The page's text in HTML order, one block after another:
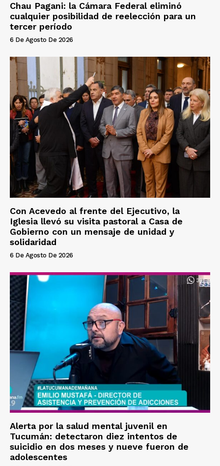
Chau Pagani: la Cámara Federal eliminó
cualquier posibilidad de reelección para un
tercer período
6 De Agosto De 2026
Con Acevedo al frente del Ejecutivo, la
Iglesia llevó su visita pastoral a Casa de
Gobierno con un mensaje de unidad y
solidaridad
6 De Agosto De 2026
Alerta por la salud mental juvenil en
Tucumán: detectaron diez intentos de
suicidio en dos meses y nueve fueron de
adolescentes